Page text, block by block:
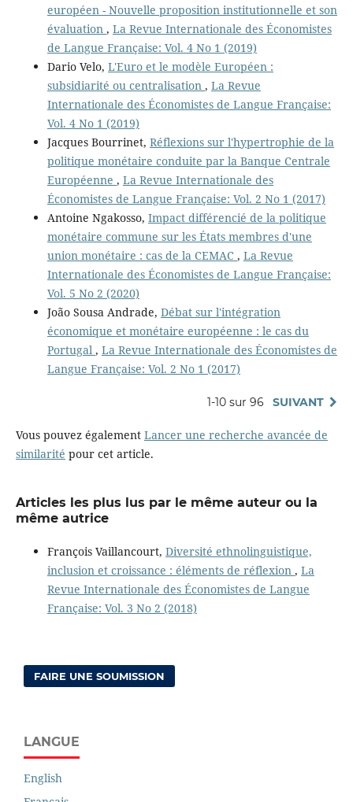
européen - Nouvelle proposition institutionnelle et son
évaluation , La Revue Internationale des Économistes
de Langue Française: Vol. 4 No 1 (2019)
Dario Velo, L'Euro et le modèle Européen :
subsidiarité ou centralisation , La Revue
Internationale des Économistes de Langue Française:
Vol. 4 No 1 (2019)
Jacques Bourrinet, Réflexions sur l'hypertrophie de la
politique monétaire conduite par la Banque Centrale
Européenne , La Revue Internationale des
Économistes de Langue Française: Vol. 2 No 1 (2017)
Antoine Ngakosso, Impact différencié de la politique
monétaire commune sur les États membres d'une
union monétaire : cas de la CEMAC , La Revue
Internationale des Économistes de Langue Française:
Vol. 5 No 2 (2020)
João Sousa Andrade, Débat sur l'intégration
économique et monétaire européenne : le cas du
Portugal , La Revue Internationale des Économistes de
Langue Française: Vol. 2 No 1 (2017)
1-10 sur 96 SUIVANT
Vous pouvez également Lancer une recherche avancée de
similarité pour cet article.
Articles les plus lus par le même auteur ou la
même autrice
François Vaillancourt, Diversité ethnolinguistique,
inclusion et croissance : éléments de réflexion , La
Revue Internationale des Économistes de Langue
Française: Vol. 3 No 2 (2018)
FAIRE UNE SOUMISSION
LANGUE
English